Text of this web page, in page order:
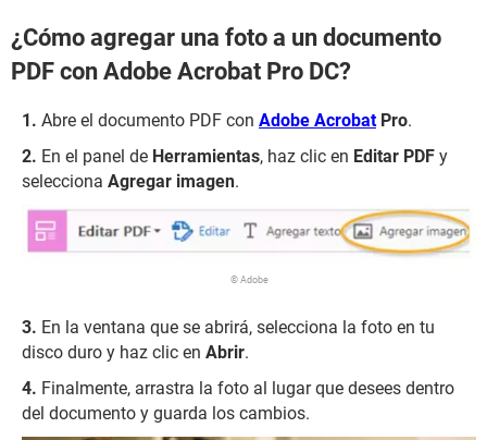
¿Cómo agregar una foto a un documento
PDF con Adobe Acrobat Pro DC?
Abre el documento PDF con Adobe AcrobatPro.
En el panel de Herramientas, haz clic en Editar PDF y
selecciona Agregar imagen.
© Adobe
En la ventana que se abrirá, selecciona la foto en tu
disco duro y haz clic en Abrir.
Finalmente, arrastra la foto al lugar que desees dentro
del documento y guarda los cambios.